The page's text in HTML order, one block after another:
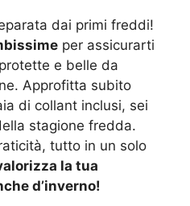
dai primi freddi!
per assicurarti
e belle da
Approfitta subito
di collant inclusi, sei
stagione fredda.
tutto in un solo
la tua
d’inverno!